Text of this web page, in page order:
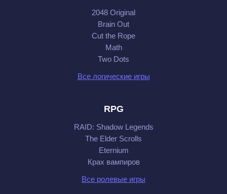
2048 Original
Brain Out
Cut the Rope
Math
Two Dots
Все логические игры
RPG
RAID: Shadow Legends
The Elder Scrolls
Eternium
Крах вампиров
Все ролевые игры